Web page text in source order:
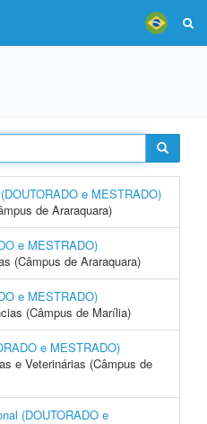
e MESTRADO)
de Araraquara)
e MESTRADO)
(Câmpus de Araraquara)
e MESTRADO)
(Câmpus de Marília)
e MESTRADO)
e Veterinárias (Câmpus de
(DOUTORADO e